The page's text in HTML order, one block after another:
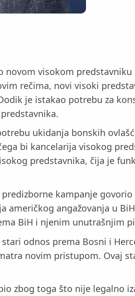
novom visokom
rečima, novi visoki
je istakao potrebu za
ukidanja bonskih
bi kancelarija visokog
predstavnika, čija je
kampanje govorio
američkog angažovanja u
BiH i njenim unutrašnjim
odnos prema Bosni i
novim pristupom. Ovaj
zbog toga što nije legalno